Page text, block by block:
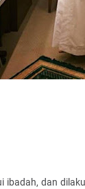
ibadah, dan